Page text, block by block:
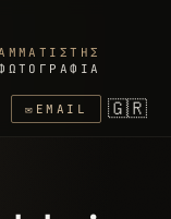
✉ EMAIL 🇬🇷